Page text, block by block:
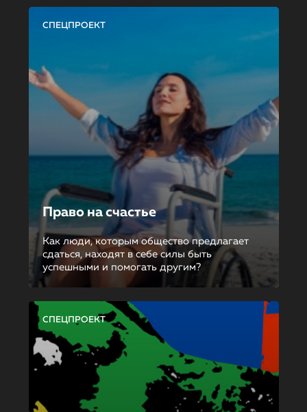
СПЕЦПРОЕКТ
Право на счастье
Как люди, которым общество предлагает
сдаться, находят в себе силы быть
успешными и помогать другим?
СПЕЦПРОЕКТ